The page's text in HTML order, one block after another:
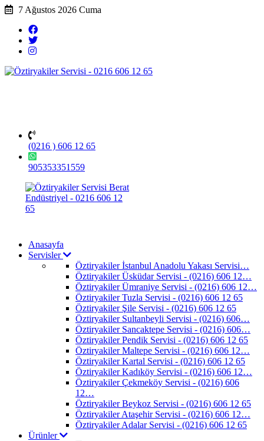
7 Ağustos 2026 Cuma
(0216 ) 606 12 65
905353351559
Anasayfa
Servisler
Öztiryakiler İstanbul Anadolu Yakası Servisi…
Öztiryakiler Üsküdar Servisi - (0216) 606 12…
Öztiryakiler Ümraniye Servisi - (0216) 606 12…
Öztiryakiler Tuzla Servisi - (0216) 606 12 65
Öztiryakiler Şile Servisi - (0216) 606 12 65
Öztiryakiler Sultanbeyli Servisi - (0216) 606…
Öztiryakiler Sancaktepe Servisi - (0216) 606…
Öztiryakiler Pendik Servisi - (0216) 606 12 65
Öztiryakiler Maltepe Servisi - (0216) 606 12…
Öztiryakiler Kartal Servisi - (0216) 606 12 65
Öztiryakiler Kadıköy Servisi - (0216) 606 12…
Öztiryakiler Çekmeköy Servisi - (0216) 606
12…
Öztiryakiler Beykoz Servisi - (0216) 606 12 65
Öztiryakiler Ataşehir Servisi - (0216) 606 12…
Öztiryakiler Adalar Servisi - (0216) 606 12 65
Ürünler